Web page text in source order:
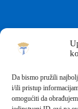
Da bismo pružili
i/ili pristup
omogućiti da